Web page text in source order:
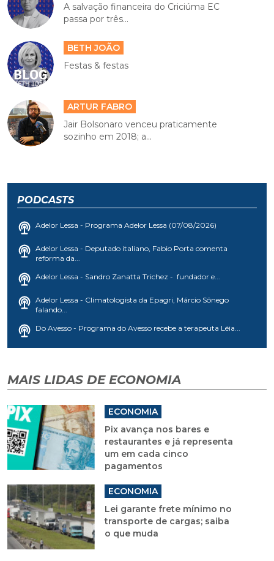
A salvação financeira do Criciúma EC
passa por três...
BETH JOÃO
Festas & festas
ARTUR FABRO
Jair Bolsonaro venceu praticamente
sozinho em 2018; a...
PODCASTS
Adelor Lessa - Programa Adelor Lessa (07/08/2026)
Adelor Lessa - Deputado italiano, Fabio Porta comenta
reforma da...
Adelor Lessa - Sandro Zanatta Trichez - fundador e...
Adelor Lessa - Climatologista da Epagri, Márcio Sônego
falando...
Do Avesso - Programa do Avesso recebe a terapeuta Léia...
MAIS LIDAS DE ECONOMIA
ECONOMIA
Pix avança nos bares e
restaurantes e já representa
um em cada cinco
pagamentos
ECONOMIA
Lei garante frete mínimo no
transporte de cargas; saiba
o que muda